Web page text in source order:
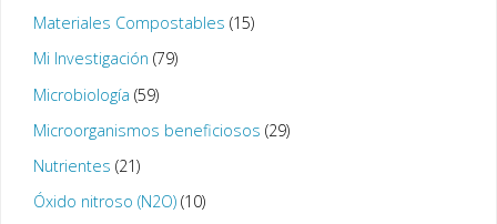
Materiales Compostables (15)
Mi Investigación (79)
Microbiología (59)
Microorganismos beneficiosos (29)
Nutrientes (21)
Óxido nitroso (N2O)(10)